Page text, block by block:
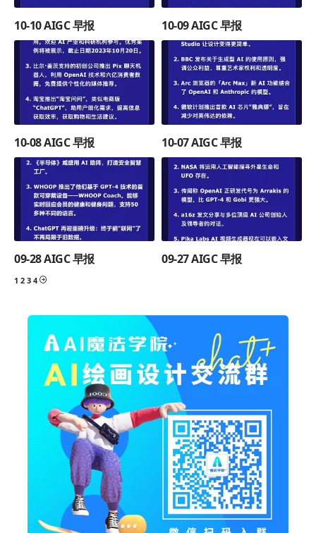
10-10 AIGC 早报 10-09 AIGC 早报
10-08 AIGC 早报 10-07 AIGC 早报
09-28 AIGC 早报 09-27 AIGC 早报
1 2 3 4